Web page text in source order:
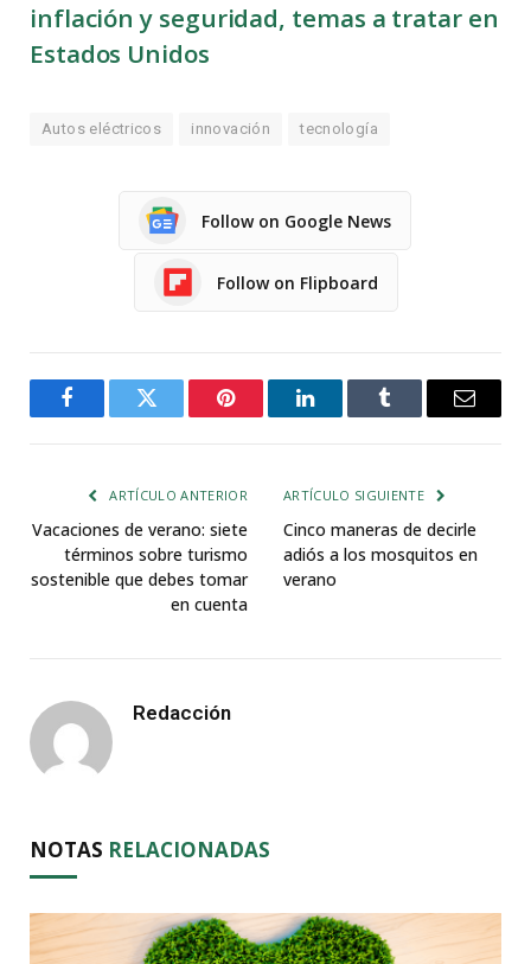
inflación y seguridad, temas a tratar en
Estados Unidos
Autos eléctricos innovación tecnología
Follow on Google News
Follow on Flipboard
FacebookTwitter Pinterest LinkedInTumblr Email
ARTÍCULO ANTERIOR
Vacaciones de verano: siete
términos sobre turismo
sostenible que debes tomar
en cuenta
ARTÍCULO SIGUIENTE
Cinco maneras de decirle
adiós a los mosquitos en
verano
Redacción
NOTAS RELACIONADAS